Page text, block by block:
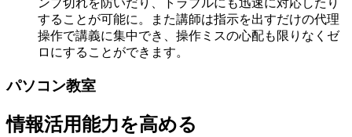
することが可能に。また講師は指示を出すだけの代理
操作で講義に集中でき、操作ミスの心配も限りなくゼ
ロにすることができます。
パソコン教室
情報活用能力を高める